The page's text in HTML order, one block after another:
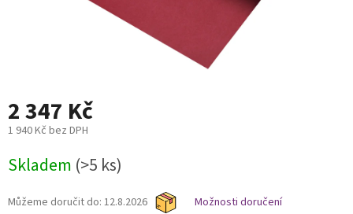
2 347 Kč
1 940 Kč bez DPH
cena:
Skladem (>5 ks)
Můžeme doručit do: 12.8.2026 Možnosti doručení